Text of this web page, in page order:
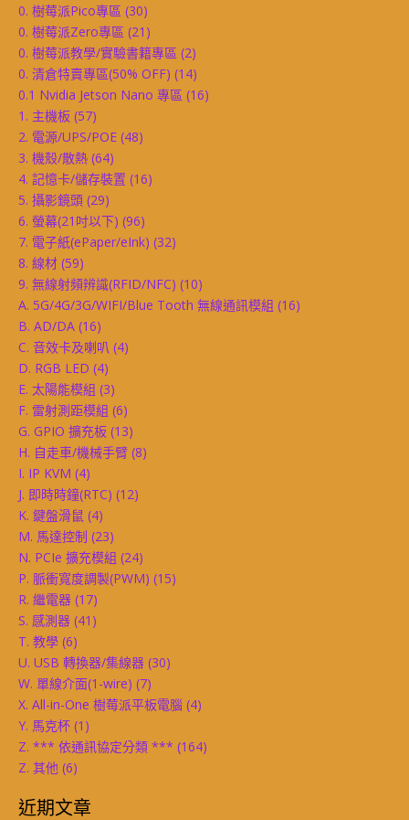
0. 樹莓派Pico專區 (30)
0. 樹莓派Zero專區 (21)
0. 樹莓派教學/實驗書籍專區 (2)
0. 清倉特賣專區(50% OFF) (14)
0.1 Nvidia Jetson Nano 專區 (16)
1. 主機板 (57)
2. 電源/UPS/POE (48)
3. 機殼/散熱 (64)
4. 記憶卡/儲存裝置 (16)
5. 攝影鏡頭 (29)
6. 螢幕(21吋以下) (96)
7. 電子紙(ePaper/eInk) (32)
8. 線材 (59)
9. 無線射頻辨識(RFID/NFC) (10)
A. 5G/4G/3G/WIFI/Blue Tooth 無線通訊模組 (16)
B. AD/DA (16)
C. 音效卡及喇叭 (4)
D. RGB LED (4)
E. 太陽能模組 (3)
F. 雷射測距模組 (6)
G. GPIO 擴充板 (13)
H. 自走車/機械手臂 (8)
I. IP KVM (4)
J. 即時時鐘(RTC) (12)
K. 鍵盤滑鼠 (4)
M. 馬達控制 (23)
N. PCIe 擴充模組 (24)
P. 脈衝寬度調製(PWM) (15)
R. 繼電器 (17)
S. 感測器 (41)
T. 教學 (6)
U. USB 轉換器/集線器 (30)
W. 單線介面(1-wire) (7)
X. All-in-One 樹莓派平板電腦 (4)
Y. 馬克杯 (1)
Z. *** 依通訊協定分類 *** (164)
Z. 其他 (6)
近期文章